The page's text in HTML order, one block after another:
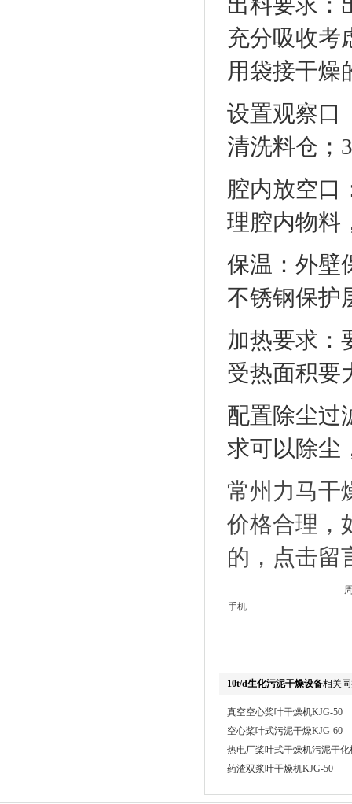
充分吸收考
用袋接干燥
设置观察口
清洗料仓；
腔内放空口
理腔内物料
保温：外壁
不锈钢保护
加热要求：
受热面积要
配置除尘过
求可以除尘
常州力马干
价格合理，
的，点击留
手机
10t/d生化污泥干燥设备相关
真空空心桨叶干燥机KJG-50
空心桨叶式污泥干燥KJG-60
热电厂桨叶式干燥机污泥干化
药渣双浆叶干燥机KJG-50